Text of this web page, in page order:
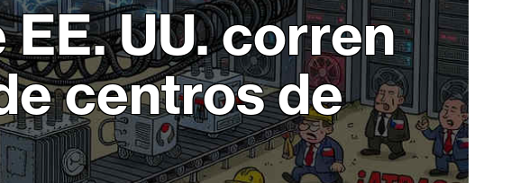
UU. corren
centros de